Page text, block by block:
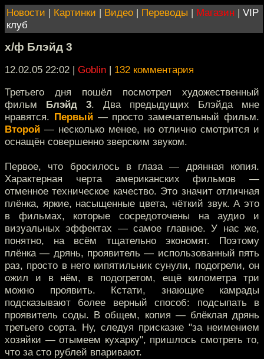
Новости | Картинки | Видео | Переводы | Магазин | VIP
клуб
х/ф Блэйд 3
12.02.05 22:02 | Goblin | 132 комментария
Третьего дня пошёл посмотрел художественный
фильм Блэйд 3. Два предыдущих Блэйда мне
нравятся. Первый— просто замечательный фильм.
Второй — несколько менее, но отлично смотрится и
оснащён совершенно зверским звуком.
Первое, что бросилось в глаза — дрянная копия.
Характерная черта американских фильмов —
отменное техническое качество. Это значит отличная
плёнка, яркие, насыщенные цвета, чёткий звук. А это
в фильмах, которые сосредоточены на аудио и
визуальных эффектах — самое главное. У нас же,
понятно, на всём тщательно экономят. Поэтому
плёнка — дрянь, проявитель — использованный пять
раз, просто в него кипятильник сунули, подогрели, он
ожил и в нём, в подогретом, ещё километра три
можно проявить. Кстати, знающие камрады
подсказывают более верный способ: подсыпать в
проявитель соды. В общем, копия — блёклая дрянь
третьего сорта. Ну, следуя присказке "за неимением
хозяйки — отымеем кухарку", пришлось смотреть то,
что за сто рублей впаривают.